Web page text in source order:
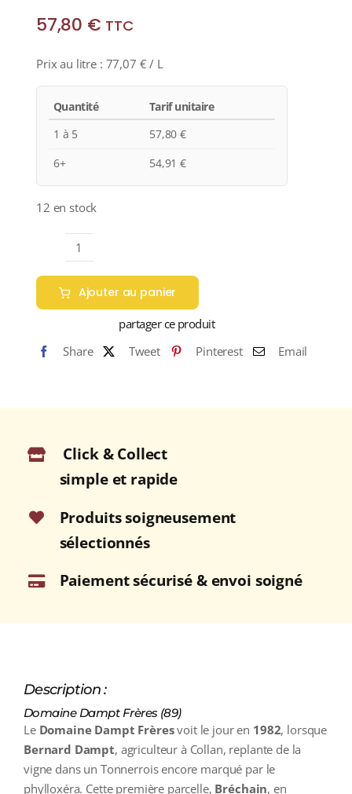
57,80 € TTC
Prix au litre : 77,07 € / L
Quantité
Tarif unitaire
1 à 5
57,80€
6+
54,91€
12 en stock
quantité
de
Domaine
Dampt
"Les
CHABLIS
CRU
Blanc
2022
Bouteille
Ajouter au panier
partager ce produit
Share
Tweet Pinterest Email
Click & Collect
simple et rapide
Produits soigneusement
sélectionnés
Paiement sécurisé & envoi soigné
Description :
Domaine Dampt Frères (89)
Le Domaine Dampt Frèresvoit le jour en 1982, lorsque
Bernard Dampt, agriculteur à Collan, replante de la
vigne dans un Tonnerrois encore marqué par le
phylloxéra. Cette première parcelle, Bréchain, en